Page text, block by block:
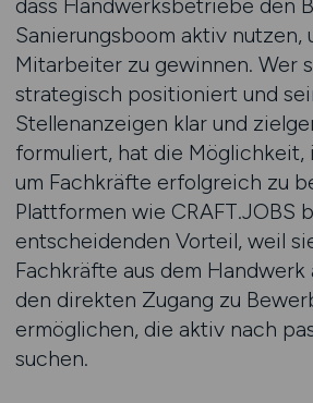
dass Handwerksbetriebe den
Sanierungsboom aktiv nutzen,
Mitarbeiter zu gewinnen. Wer
strategisch positioniert und
Stellenanzeigen klar und
formuliert, hat die
um Fachkräfte erfolgreich zu
Plattformen wie CRAFT.JOBS
entscheidenden Vorteil, weil
Fachkräfte aus dem
den direkten Zugang zu
ermöglichen, die aktiv nach
suchen.